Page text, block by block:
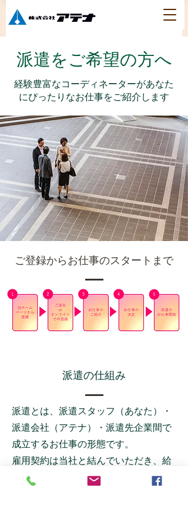
派遣をご希望の方へ
経験豊富なコーディネーターがあなた
にぴったりなお仕事をご紹介します
ご登録からお仕事のスタートまで
派遣の仕組み
派遣とは、派遣スタッフ（あなた）・
派遣会社（アテナ）・派遣先企業間で
成立するお仕事の形態です。
雇用契約は当社と結んでいただき、給
与の支払いや社会保険の加入手続きな